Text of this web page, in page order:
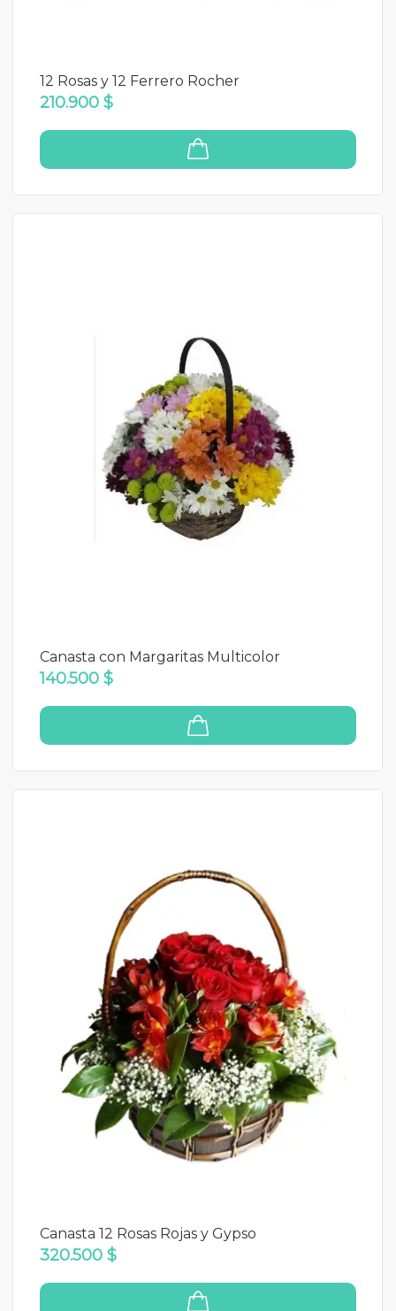
12 Rosas y 12 Ferrero Rocher
210.900 $
Canasta con Margaritas Multicolor
140.500 $
Canasta 12 Rosas Rojas y Gypso
320.500 $